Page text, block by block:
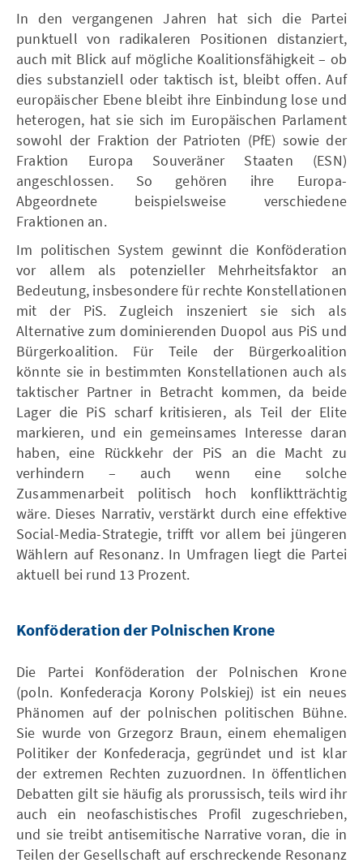
In den vergangenen Jahren hat sich die Partei
punktuell von radikaleren Positionen distanziert,
auch mit Blick auf mögliche Koalitionsfähigkeit – ob
dies substanziell oder taktisch ist, bleibt offen. Auf
europäischer Ebene bleibt ihre Einbindung lose und
heterogen, hat sie sich im Europäischen Parlament
sowohl der Fraktion der Patrioten (PfE) sowie der
Fraktion Europa Souveräner Staaten (ESN)
angeschlossen. So gehören ihre Europa-
Abgeordnete beispielsweise verschiedene
Fraktionen an.
Im politischen System gewinnt die Konföderation
vor allem als potenzieller Mehrheitsfaktor an
Bedeutung, insbesondere für rechte Konstellationen
mit der PiS. Zugleich inszeniert sie sich als
Alternative zum dominierenden Duopol aus PiS und
Bürgerkoalition. Für Teile der Bürgerkoalition
könnte sie in bestimmten Konstellationen auch als
taktischer Partner in Betracht kommen, da beide
Lager die PiS scharf kritisieren, als Teil der Elite
markieren, und ein gemeinsames Interesse daran
haben, eine Rückkehr der PiS an die Macht zu
verhindern – auch wenn eine solche
Zusammenarbeit politisch hoch konfliktträchtig
wäre. Dieses Narrativ, verstärkt durch eine effektive
Social-Media-Strategie, trifft vor allem bei jüngeren
Wählern auf Resonanz. In Umfragen liegt die Partei
aktuell bei rund 13 Prozent.
Konföderation der Polnischen Krone
Die Partei Konföderation der Polnischen Krone
(poln. Konfederacja Korony Polskiej) ist ein neues
Phänomen auf der polnischen politischen Bühne.
Sie wurde von Grzegorz Braun, einem ehemaligen
Politiker der Konfederacja, gegründet und ist klar
der extremen Rechten zuzuordnen. In öffentlichen
Debatten gilt sie häufig als prorussisch, teils wird ihr
auch ein neofaschistisches Profil zugeschrieben,
und sie treibt antisemitische Narrative voran, die in
Teilen der Gesellschaft auf erschreckende Resonanz